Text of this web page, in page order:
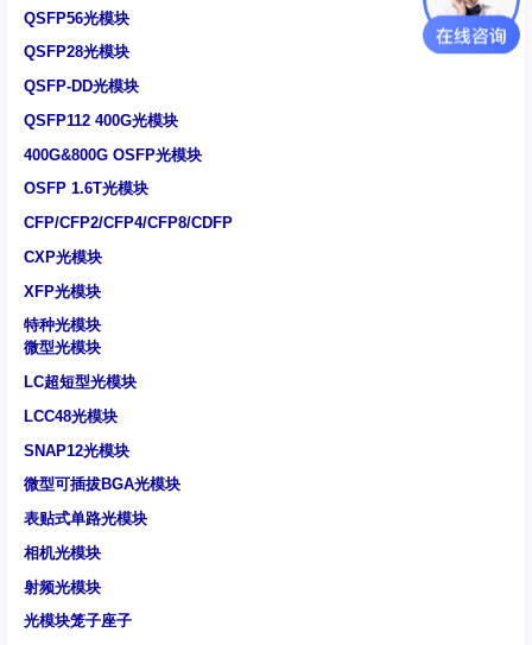
QSFP56光模块
QSFP28光模块
QSFP-DD光模块
QSFP112 400G光模块
400G&800G OSFP光模块
OSFP 1.6T光模块
CFP/CFP2/CFP4/CFP8/CDFP
CXP光模块
XFP光模块
特种光模块
微型光模块
LC超短型光模块
LCC48光模块
SNAP12光模块
微型可插拔BGA光模块
表贴式单路光模块
相机光模块
射频光模块
光模块笼子座子